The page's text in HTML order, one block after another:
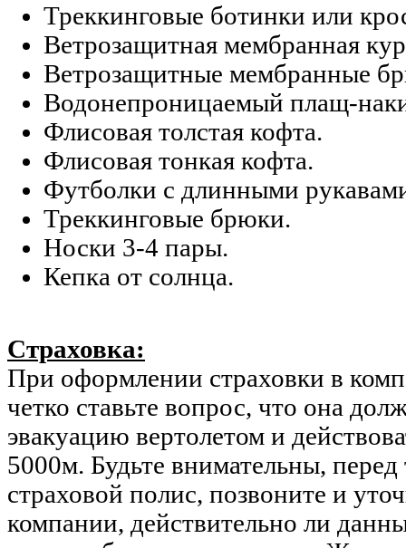
Треккинговые ботинки или
Ветрозащитная мембранная
Ветрозащитные мембранные
Водонепроницаемый плащ-
Флисовая толстая кофта.
Флисовая тонкая кофта.
Футболки с длинными
Треккинговые брюки.
Носки 3-4 пары.
Кепка от солнца.
Страховка:
При оформлении страховки в
четко ставьте вопрос, что она
эвакуацию вертолетом и
5000м. Будьте внимательны, перед
страховой полис, позвоните и
компании, действительно ли